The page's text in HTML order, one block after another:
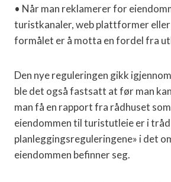
• Når man reklamerer for
turistkanaler, web plattformer
formålet er å motta en fordel fra
Den nye reguleringen gikk
ble det også fastsatt at før man
man få en rapport fra rådhuset
eiendommen til turistutleie er i
planleggingsreguleringene» i det
eiendommen befinner seg.